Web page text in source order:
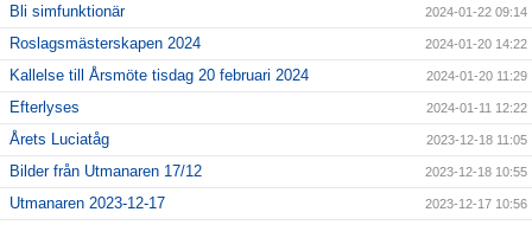
Bli simfunktionär 2024-01-22 09:14
Roslagsmästerskapen 2024 2024-01-20 14:22
Kallelse till Årsmöte tisdag 20 februari 2024 2024-01-20 11:29
Efterlyses 2024-01-11 12:22
Årets Luciatåg 2023-12-18 11:05
Bilder från Utmanaren 17/12 2023-12-18 10:55
Utmanaren 2023-12-17 2023-12-17 10:56